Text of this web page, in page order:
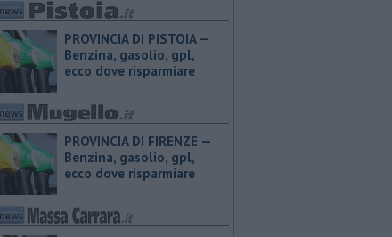
PROVINCIA DI PISTOIA — ​
Benzina, gasolio, gpl,
ecco dove risparmiare
PROVINCIA DI FIRENZE — ​
Benzina, gasolio, gpl,
ecco dove risparmiare